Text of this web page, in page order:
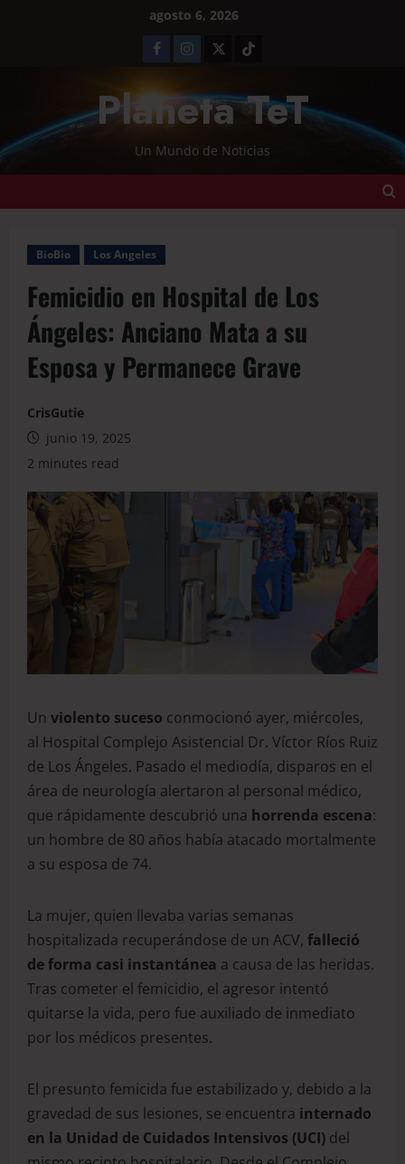
agosto 6, 2026
Planeta TeT
Un Mundo de Noticias
BioBio Los Angeles
Femicidio en Hospital de Los
Ángeles: Anciano Mata a su
Esposa y Permanece Grave
CrisGutie
junio 19, 2025
2 minutes read
Un violento suceso conmocionó ayer, miércoles,
al Hospital Complejo Asistencial Dr. Víctor Ríos Ruiz
de Los Ángeles. Pasado el mediodía, disparos en el
área de neurología alertaron al personal médico,
que rápidamente descubrió una horrenda escena:
un hombre de 80 años había atacado mortalmente
a su esposa de 74.
La mujer, quien llevaba varias semanas
hospitalizada recuperándose de un ACV, falleció
de forma casi instantánea a causa de las heridas.
Tras cometer el femicidio, el agresor intentó
quitarse la vida, pero fue auxiliado de inmediato
por los médicos presentes.
El presunto femicida fue estabilizado y, debido a la
gravedad de sus lesiones, se encuentra internado
en la Unidad de Cuidados Intensivos (UCI) del